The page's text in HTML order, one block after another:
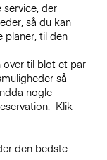
service, der
så du kan
planer, til den
over til blot et par
så
nogle
Klik
den bedste